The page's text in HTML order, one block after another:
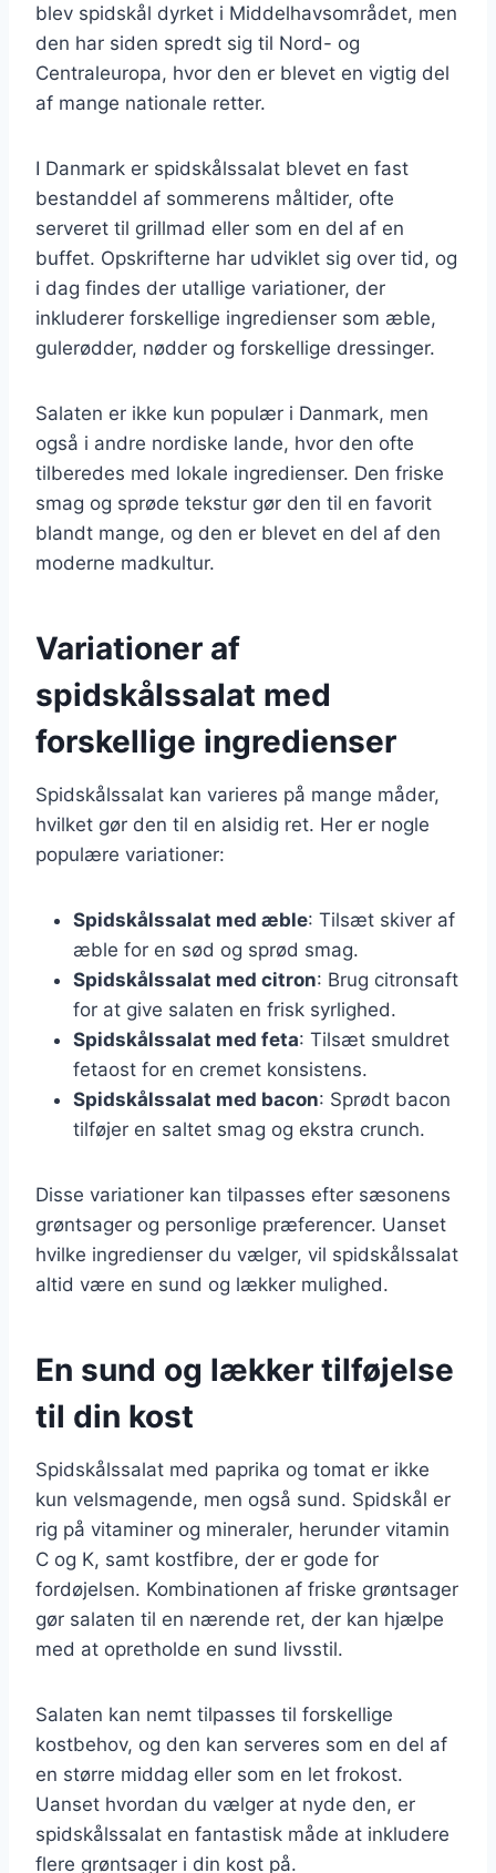
blev spidskål dyrket i Middelhavsområdet, men
den har siden spredt sig til Nord- og
Centraleuropa, hvor den er blevet en vigtig del
af mange nationale retter.
I Danmark er spidskålssalat blevet en fast
bestanddel af sommerens måltider, ofte
serveret til grillmad eller som en del af en
buffet. Opskrifterne har udviklet sig over tid, og
i dag findes der utallige variationer, der
inkluderer forskellige ingredienser som æble,
gulerødder, nødder og forskellige dressinger.
Salaten er ikke kun populær i Danmark, men
også i andre nordiske lande, hvor den ofte
tilberedes med lokale ingredienser. Den friske
smag og sprøde tekstur gør den til en favorit
blandt mange, og den er blevet en del af den
moderne madkultur.
Variationer af
spidskålssalat med
forskellige ingredienser
Spidskålssalat kan varieres på mange måder,
hvilket gør den til en alsidig ret. Her er nogle
populære variationer:
Spidskålssalat med æble: Tilsæt skiver af
æble for en sød og sprød smag.
Spidskålssalat med citron: Brug citronsaft
for at give salaten en frisk syrlighed.
Spidskålssalat med feta: Tilsæt smuldret
fetaost for en cremet konsistens.
Spidskålssalat med bacon: Sprødt bacon
tilføjer en saltet smag og ekstra crunch.
Disse variationer kan tilpasses efter sæsonens
grøntsager og personlige præferencer. Uanset
hvilke ingredienser du vælger, vil spidskålssalat
altid være en sund og lækker mulighed.
En sund og lækker tilføjelse
til din kost
Spidskålssalat med paprika og tomat er ikke
kun velsmagende, men også sund. Spidskål er
rig på vitaminer og mineraler, herunder vitamin
C og K, samt kostfibre, der er gode for
fordøjelsen. Kombinationen af friske grøntsager
gør salaten til en nærende ret, der kan hjælpe
med at opretholde en sund livsstil.
Salaten kan nemt tilpasses til forskellige
kostbehov, og den kan serveres som en del af
en større middag eller som en let frokost.
Uanset hvordan du vælger at nyde den, er
spidskålssalat en fantastisk måde at inkludere
flere grøntsager i din kost på.